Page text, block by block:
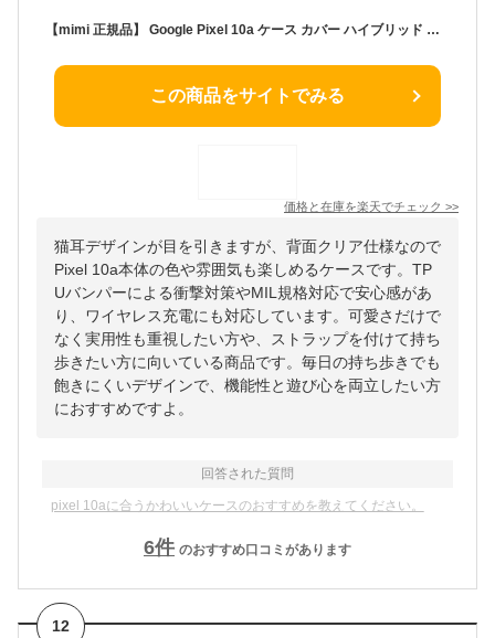
【mimi 正規品】 Google Pixel 10a ケース カバー ハイブリッド mimi 猫耳 ネコミミ ねこみみ 猫 ネコ ねこ 可愛い カワイイ 耐衝撃吸収 MIL 背面クリア TPUバンパーケース ワイヤレス充電対応 グーグル ピクセル スマホケース ラスタバナナ
この商品をサイトでみる
価格と在庫を楽天でチェック >>
猫耳デザインが目を引きますが、背面クリア仕様なので
Pixel 10a本体の色や雰囲気も楽しめるケースです。TP
Uバンパーによる衝撃対策やMIL規格対応で安心感があ
り、ワイヤレス充電にも対応しています。可愛さだけで
なく実用性も重視したい方や、ストラップを付けて持ち
歩きたい方に向いている商品です。毎日の持ち歩きでも
飽きにくいデザインで、機能性と遊び心を両立したい方
におすすめですよ。
回答された質問
pixel 10aに合うかわいいケースのおすすめを教えてください。
6件 のおすすめ口コミがあります
12